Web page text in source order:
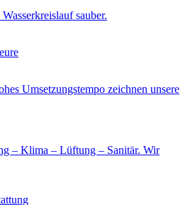
sauber.
Umsetzungstempo zeichnen unsere
– Klima – Lüftung – Sanitär. Wir